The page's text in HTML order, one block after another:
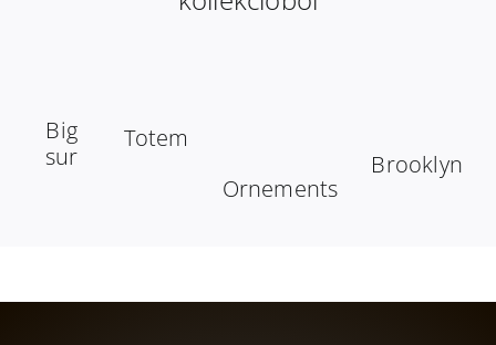
Big
sur
Totem
Ornements
Brooklyn